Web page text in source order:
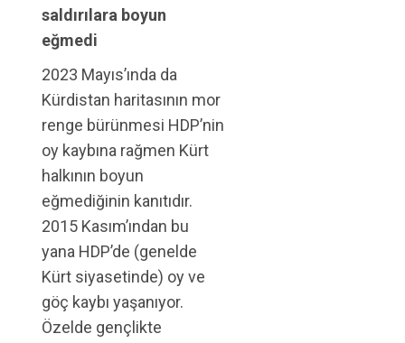
saldırılara boyun
eğmedi
2023 Mayıs’ında da
Kürdistan haritasının mor
renge bürünmesi HDP’nin
oy kaybına rağmen Kürt
halkının boyun
eğmediğinin kanıtıdır.
2015 Kasım’ından bu
yana HDP’de (genelde
Kürt siyasetinde) oy ve
göç kaybı yaşanıyor.
Özelde gençlikte